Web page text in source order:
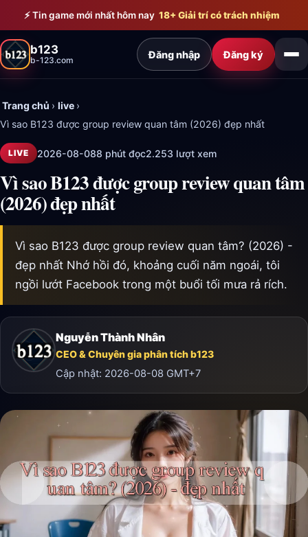
Bỏ qua đến nội dung chính
⚡ Tin game mới nhất hôm nay 18+ Giải trí có trách nhiệm
b123
b-123.com Đăng nhập Đăng ký
Trang chủ › live ›
Vì sao B123 được group review quan tâm (2026) đẹp nhất
LIVE 2026-08-088 phút đọc2.253 lượt xem
Vì sao B123 được group review quan tâm
(2026) đẹp nhất
Vì sao B123 được group review quan tâm? (2026) -
đẹp nhất Nhớ hồi đó, khoảng cuối năm ngoái, tôi
ngồi lướt Facebook trong một buổi tối mưa rả rích.
Nguyễn Thành Nhân
CEO & Chuyên gia phân tích b123
Cập nhật: 2026-08-08 GMT+7